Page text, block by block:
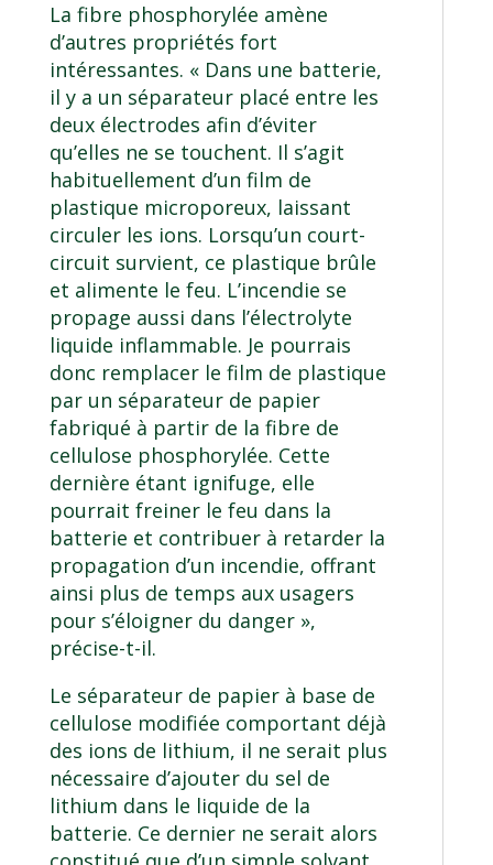
La fibre phosphorylée amène
d’autres propriétés fort
intéressantes. « Dans une batterie,
il y a un séparateur placé entre les
deux électrodes afin d’éviter
qu’elles ne se touchent. Il s’agit
habituellement d’un film de
plastique microporeux, laissant
circuler les ions. Lorsqu’un court-
circuit survient, ce plastique brûle
et alimente le feu. L’incendie se
propage aussi dans l’électrolyte
liquide inflammable. Je pourrais
donc remplacer le film de plastique
par un séparateur de papier
fabriqué à partir de la fibre de
cellulose phosphorylée. Cette
dernière étant ignifuge, elle
pourrait freiner le feu dans la
batterie et contribuer à retarder la
propagation d’un incendie, offrant
ainsi plus de temps aux usagers
pour s’éloigner du danger »,
précise-t-il.
Le séparateur de papier à base de
cellulose modifiée comportant déjà
des ions de lithium, il ne serait plus
nécessaire d’ajouter du sel de
lithium dans le liquide de la
batterie. Ce dernier ne serait alors